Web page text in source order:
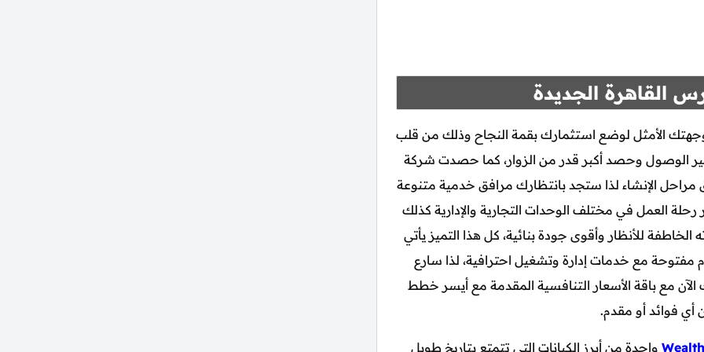
القاهرة الجديدة
الأمثل لوضع استثمارك بقمة النجاح وذلك من قلب
الوصول وحصد أكبر قدر من الزوار، كما حصدت شركة
مراحل الإنشاء لذا ستجد بانتظارك مرافق خدمية متنوعة
العمل في مختلف الوحدات التجارية والإدارية كذلك
للأنظار وأقوى جودة بنائية، كل هذا التميز يأتي
مع خدمات إدارة وتشغيل احترافية، لذا سارع
الآن مع باقة الأسعار التنافسية المقدمة مع أيسر خطط
أي فوائد أو مقدم.
واحدة من أبرز الكيانات التي تتمتع بتاريخ طويل